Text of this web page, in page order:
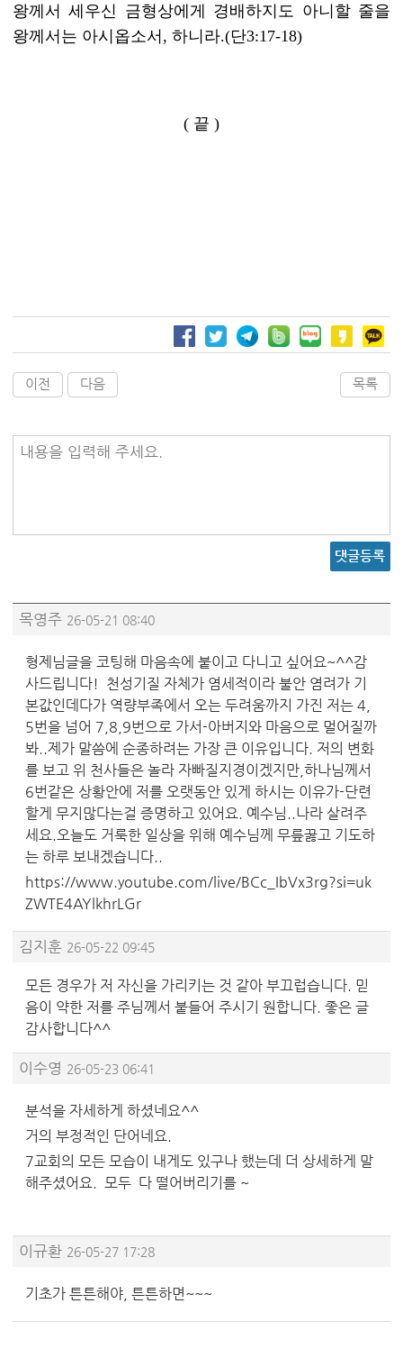
왕께서 세우신 금형상에게 경배하지도 아니할 줄을
왕께서는 아시옵소서 , 하니라.(단3:17-18)
( 끝 )
이전 다음 목록
내용을 입력해 주세요.
댓글등록
목영주 26-05-21 08:40
형제님글을 코팅해 마음속에 붙이고 다니고 싶어요~^^감
사드립니다! 천성기질 자체가 염세적이라 불안 염려가 기
본값인데다가 역량부족에서 오는 두려움까지 가진 저는 4,
5번을 넘어 7,8,9번으로 가서-아버지와 마음으로 멀어질까
봐..제가 말씀에 순종하려는 가장 큰 이유입니다. 저의 변화
를 보고 위 천사들은 놀라 자빠질지경이겠지만,하나님께서
6번같은 상황안에 저를 오랫동안 있게 하시는 이유가-단련
할게 무지많다는걸 증명하고 있어요. 예수님..나라 살려주
세요.오늘도 거룩한 일상을 위해 예수님께 무릎꿇고 기도하
는 하루 보내겠습니다..
https://www.youtube.com/live/BCc_IbVx3rg?si=uk
ZWTE4AYlkhrLGr
김지훈 26-05-22 09:45
모든 경우가 저 자신을 가리키는 것 같아 부끄럽습니다. 믿
음이 약한 저를 주님께서 붙들어 주시기 원합니다. 좋은 글
감사합니다^^
이수영 26-05-23 06:41
분석을 자세하게 하셨네요^^
거의 부정적인 단어네요.
7교회의 모든 모습이 내게도 있구나 했는데 더 상세하게 말
해주셨어요. 모두 다 떨어버리기를 ~
이규환 26-05-27 17:28
기초가 튼튼해야, 튼튼하면~~~